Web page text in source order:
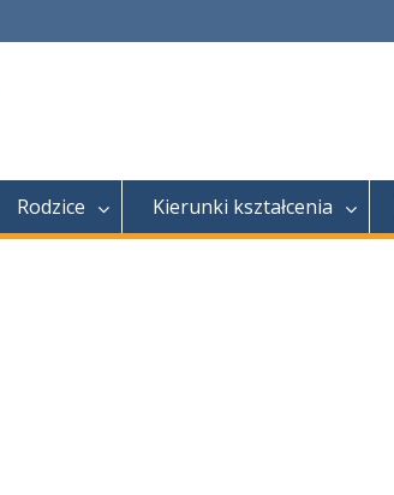
Rodzice Kierunki kształcenia